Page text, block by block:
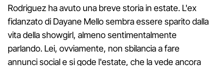
Rodriguez ha avuto una breve storia in estate. L'ex
fidanzato di Dayane Mello sembra essere sparito dalla
vita della showgirl, almeno sentimentalmente
parlando. Lei, ovviamente, non sbilancia a fare
annunci social e si gode l'estate, che la vede ancora